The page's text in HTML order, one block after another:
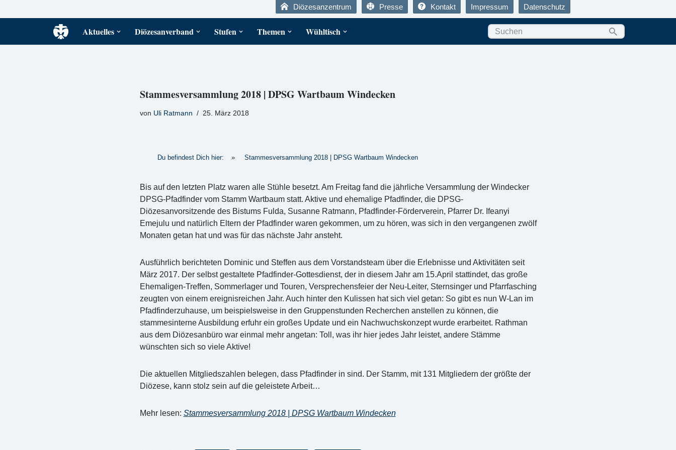
Diözesanzentrum Presse Kontakt Impressum Datenschutz
Aktuelles Diözesanverband Stufen Themen Wühltisch
Stammesversammlung 2018 | DPSG Wartbaum Windecken
von Uli Ratmann 25. März 2018
Du befindest Dich hier: » Stammesversammlung 2018 | DPSG Wartbaum Windecken
Bis auf den letzten Platz waren alle Stühle besetzt. Am Freitag fand die jährliche Versammlung der Windecker
DPSG-Pfadfinder vom Stamm Wartbaum statt. Aktive und ehemalige Pfadfinder, die DPSG-
Diözesanvorsitzende des Bistums Fulda, Susanne Ratmann, Pfadfinder-Förderverein, Pfarrer Dr. Ifeanyi
Emejulu und natürlich Eltern der Pfadfinder waren gekommen, um zu hören, was sich in den vergangenen zwölf
Monaten getan hat und was für das nächste Jahr ansteht.
Ausführlich berichteten Dominic und Steffen aus dem Vorstandsteam über die Erlebnisse und Aktivitäten seit
März 2017. Der selbst gestaltete Pfadfinder-Gottesdienst, der in diesem Jahr am 15.April stattindet, das große
Ehemaligen-Treffen, Sommerlager und Touren, Versprechensfeier der Neu-Leiter, Sternsinger und Pfarrfasching
zeugten von einem ereignisreichen Jahr. Auch hinter den Kulissen hat sich viel getan: So gibt es nun W-Lan im
Pfadfinderzuhause, um beispielsweise in den Gruppenstunden Recherchen anstellen zu können, die
stammesinterne Ausbildung erfuhr ein großes Update und ein Nachwuchskonzept wurde erarbeitet. Rathman
aus dem Diözesanbüro war einmal mehr angetan: Toll, was ihr hier jedes Jahr leistet, andere Stämme
wünschten sich so viele Aktive!
Die aktuellen Mitgliedszahlen belegen, dass Pfadfinder in sind. Der Stamm, mit 131 Mitgliedern der größte der
Diözese, kann stolz sein auf die geleistete Arbeit…
Mehr lesen: Stammesversammlung 2018 | DPSG Wartbaum Windecken